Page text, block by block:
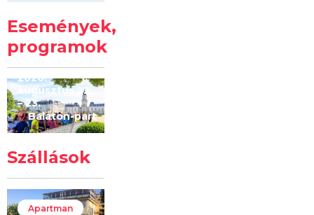
Események,
programok
Kilóméterek
2026
2026.
augusztus 22
– 23.
Balaton-part
Szállások
Apartman